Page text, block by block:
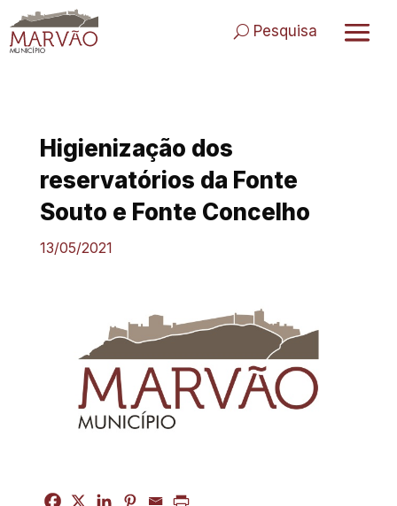
to
content
Pesquisa
Higienização dos
reservatórios da Fonte
Souto e Fonte Concelho
13/05/2021